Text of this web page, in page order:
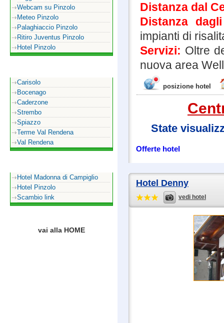
Webcam su Pinzolo
Meteo Pinzolo
Palaghiaccio Pinzolo
Ritiro Juventus Pinzolo
Hotel Pinzolo
Carisolo
Bocenago
Caderzone
Strembo
Spiazzo
Terme Val Rendena
Val Rendena
Hotel Madonna di Campiglio
Hotel Pinzolo
Scambio link
vai alla HOME
Distanza dal
Distanza
impianti di
Servizi: Oltre
nuova area
posizione hotel
State
Offerte hotel
Hotel Denny
vedi hotel